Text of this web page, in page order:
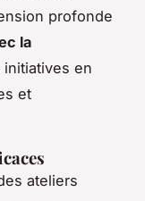
profonde
la
en
et
ateliers